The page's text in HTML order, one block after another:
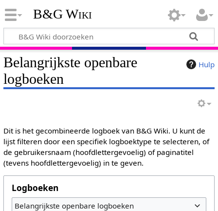
B&G Wiki
Hulp
Belangrijkste openbare
logboeken
Dit is het gecombineerde logboek van B&G Wiki. U kunt de
lijst filteren door een specifiek logboektype te selecteren, of
de gebruikersnaam (hoofdlettergevoelig) of paginatitel
(tevens hoofdlettergevoelig) in te geven.
Logboeken
Belangrijkste openbare logboeken